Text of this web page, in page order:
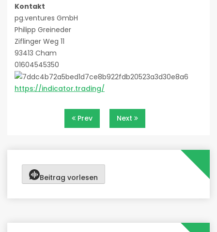
Kontakt
pg.ventures GmbH
Philipp Greineder
Ziflinger Weg 11
93413 Cham
01604545350
https://indicator.trading/
Beitragsnavigation
Prev Next
Beitrag vorlesen